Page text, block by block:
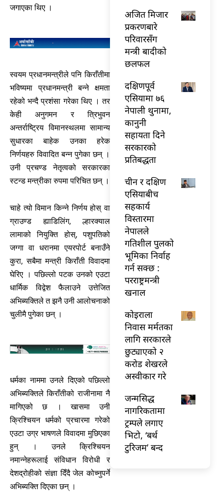
जगाएका थिए ।
स्वयम प्रधानमन्त्रीले पनि किराँतीमा
भविष्यमा प्रधानमन्त्री बन्ने क्षमता
रहेको भन्दै प्रशंसा गरेका थिए । तर
केही अनुगमन र त्रिभुवन
अन्तर्राष्ट्रिय विमानस्थलमा सामान्य
सुधारका बाहेक उनका हरेक
निर्णयहरु विवादित बन्न पुगेका छन् ।
उनी प्रचण्ड नेतृत्वको सरकारका
स्टन्ड मन्त्रीका रुपमा परिचित छन् ।
चाहे त्यो विमान किन्ने निर्णय होस् वा
ग्राउण्ड ह्याडिलिंग, ल्हारक्याल
लामाको नियुक्ति होस्, पशुपतिको
जग्गा वा धरानमा एयरपोर्ट बनाउँने
कुरा, सबैमा मन्त्री किराँती विवादमा
घेरिए । पछिल्लो पटक उनको एउटा
धार्मिक विद्वेश फैलाउने उत्तेजित
अभिब्यक्तिले त झनै उनी आलोचनाको
चुलीमै पुगेका छन् ।
धर्मका नाममा उनले दिएको पछिल्लो
अभिब्यक्तिले किराँतीको राजीनामा नै
मागिएको छ । खासमा उनी
क्रिश्चियन धर्मको प्रचारमा गरेको
एउटा उग्र भाषणले विवादमा मुछिएका
हुन् । उनले क्रिश्चियन
नमान्नेहरूलाई संविधान विरोधी र
देशद्रोहीको संज्ञा दिँदै जेल कोच्नुपर्ने
अभिब्यक्ति दिएका छन् ।
अजित मिजार
प्रकरणबारे
परिवारसँग
मन्त्री बादीको
छलफल
दक्षिणपूर्व
एसियामा ७६
नेपाली थुनामा,
कानुनी
सहायता दिने
सरकारको
प्रतिबद्धता
चीन र दक्षिण
एसियाबीच
सहकार्य
विस्तारमा
नेपालले
गतिशील पुलको
भूमिका निर्वाह
गर्न सक्छ :
परराष्ट्रमन्त्री
खनाल
कोइराला
निवास मर्मतका
लागि सरकारले
छुट्याएको २
करोड शेखरले
अस्वीकार गरे
जन्मसिद्ध
नागरिकतामा
ट्रम्पले लगाए
भिटो, ‘बर्थ
टुरिजम’ बन्द